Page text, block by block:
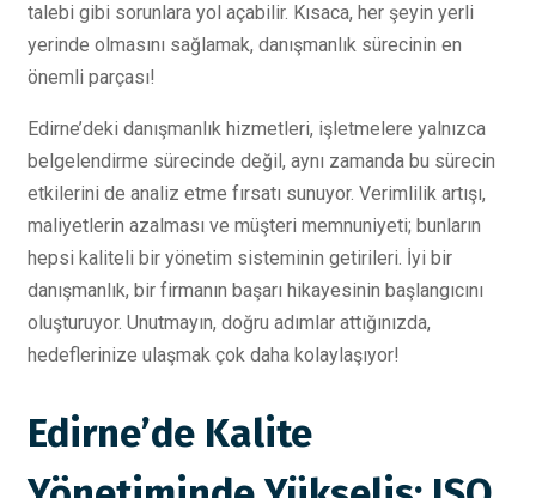
talebi gibi sorunlara yol açabilir. Kısaca, her şeyin yerli
yerinde olmasını sağlamak, danışmanlık sürecinin en
önemli parçası!
Edirne’deki danışmanlık hizmetleri, işletmelere yalnızca
belgelendirme sürecinde değil, aynı zamanda bu sürecin
etkilerini de analiz etme fırsatı sunuyor. Verimlilik artışı,
maliyetlerin azalması ve müşteri memnuniyeti; bunların
hepsi kaliteli bir yönetim sisteminin getirileri. İyi bir
danışmanlık, bir firmanın başarı hikayesinin başlangıcını
oluşturuyor. Unutmayın, doğru adımlar attığınızda,
hedeflerinize ulaşmak çok daha kolaylaşıyor!
Edirne’de Kalite